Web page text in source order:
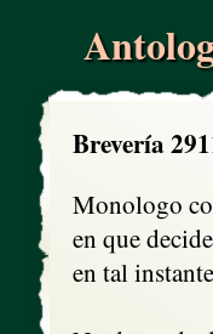
Brevería
Monologo
en que
en tal